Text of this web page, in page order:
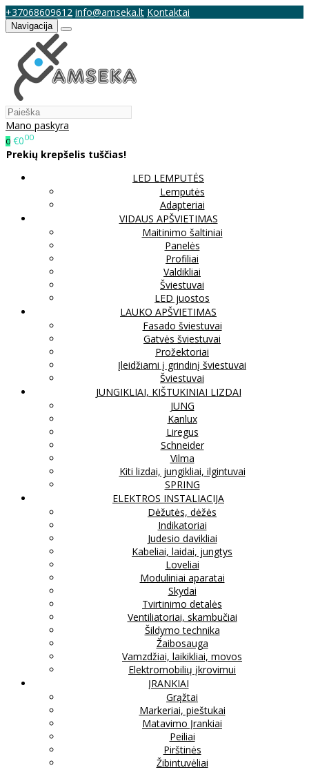
+37068609612 info@amseka.lt Kontaktai
Navigacija
Mano paskyra
0 €000
Prekių krepšelis tuščias!
LED LEMPUTĖS
Lemputės
Adapteriai
VIDAUS APŠVIETIMAS
Maitinimo šaltiniai
Panelės
Profiliai
Valdikliai
Šviestuvai
LED juostos
LAUKO APŠVIETIMAS
Fasado šviestuvai
Gatvės šviestuvai
Prožektoriai
Įleidžiami į grindinį šviestuvai
Šviestuvai
JUNGIKLIAI, KIŠTUKINIAI LIZDAI
JUNG
Kanlux
Liregus
Schneider
Vilma
Kiti lizdai, jungikliai, ilgintuvai
SPRING
ELEKTROS INSTALIACIJA
Dėžutės, dėžės
Indikatoriai
Judesio davikliai
Kabeliai, laidai, jungtys
Loveliai
Moduliniai aparatai
Skydai
Tvirtinimo detalės
Ventiliatoriai, skambučiai
Šildymo technika
Žaibosauga
Vamzdžiai, laikikliai, movos
Elektromobilių įkrovimui
ĮRANKIAI
Grąžtai
Markeriai, pieštukai
Matavimo Įrankiai
Peiliai
Pirštinės
Žibintuvėliai